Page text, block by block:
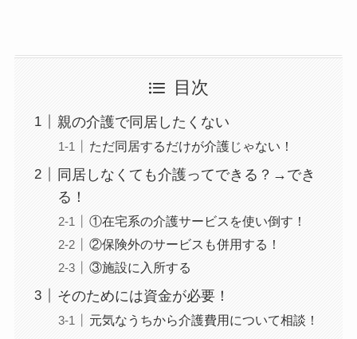
目次
親の介護で同居したくない
ただ同居するだけが介護じゃない！
同居しなくても介護ってできる？→でき
る！
①在宅系の介護サービスを使い倒す！
②保険外のサービスも併用する！
③施設に入所する
そのためには資金が必要！
元気なうちから介護費用について相談！